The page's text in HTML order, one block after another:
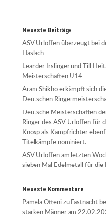
Neueste Beiträge
ASV Urloffen überzeugt bei
Haslach
Leander Irslinger und Till
Meisterschaften U14
Aram Shikho erkämpft sich
Deutschen
Deutsche Meisterschaften
Ringer des ASV Urloffen für
Knosp als Kampfrichter
Titelkämpfe nominiert.
ASV Urloffen am letzten
sieben Mal Edelmetall für die
Neueste Kommentare
Pamela Ottenizu Fastnacht
starken Männer am